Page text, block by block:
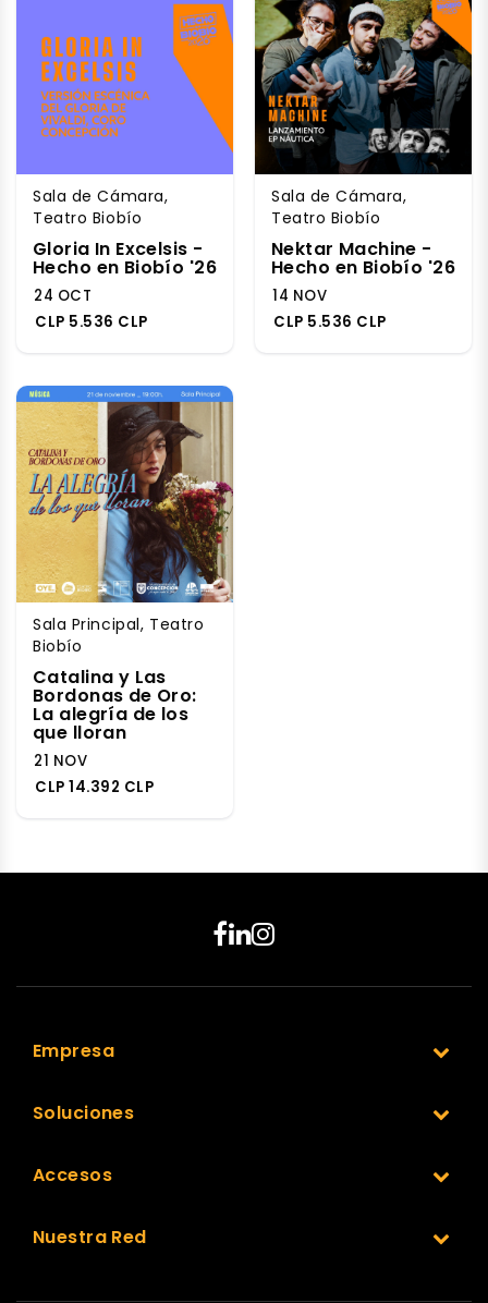
Sala de Cámara,
Teatro Biobío
Gloria In Excelsis -
Hecho en Biobío '26
24 OCT
CLP 5.536 CLP
Sala de Cámara,
Teatro Biobío
Nektar Machine -
Hecho en Biobío '26
14 NOV
CLP 5.536 CLP
Sala Principal, Teatro
Biobío
Catalina y Las
Bordonas de Oro:
La alegría de los
que lloran
21 NOV
CLP 14.392 CLP
Empresa
Soluciones
Accesos
Nuestra Red